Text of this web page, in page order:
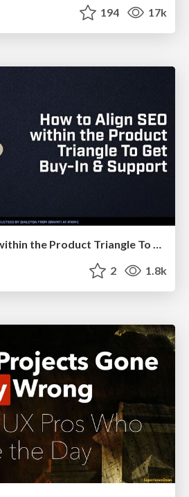
194 17k
How to Align SEO within the Product Triangle To Get Buy-In & Support - #RIMC
2 1.8k